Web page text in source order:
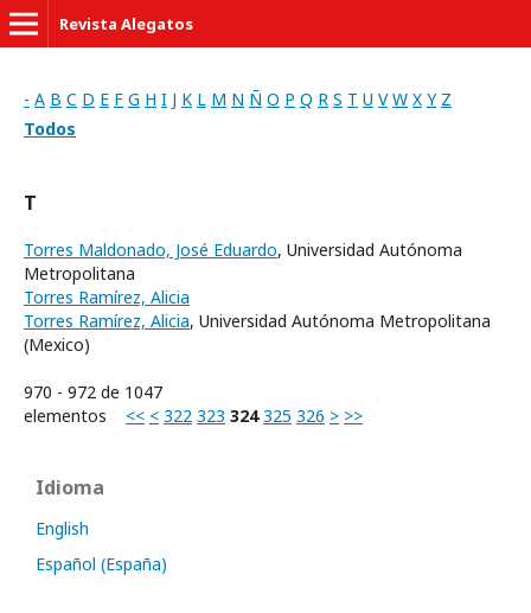
Revista Alegatos
- A B C D E F G H I J K L M N Ñ O P Q R S T U V W X Y Z
Todos
T
Torres Maldonado, José Eduardo, Universidad Autónoma
Metropolitana
Torres Ramírez, Alicia
Torres Ramírez, Alicia, Universidad Autónoma Metropolitana
(Mexico)
970 - 972 de 1047
elementos << < 322 323 324 325 326 > >>
Idioma
English
Español (España)